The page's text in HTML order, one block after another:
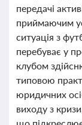
передачі
приймаючим
ситуація з
перебуває у
клубом
типовою
юридичних
виходу з